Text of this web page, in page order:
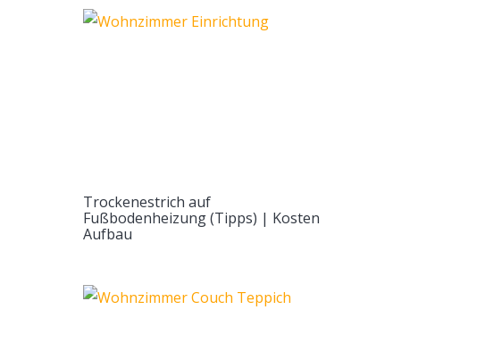
Trockenestrich auf
Fußbodenheizung (Tipps) | Kosten
Aufbau